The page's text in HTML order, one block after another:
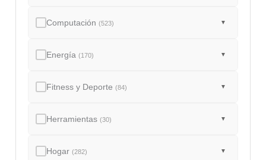
Computación(523) ▼
Energía(170) ▼
Fitness y Deporte(84) ▼
Herramientas(30) ▼
Hogar(282) ▼